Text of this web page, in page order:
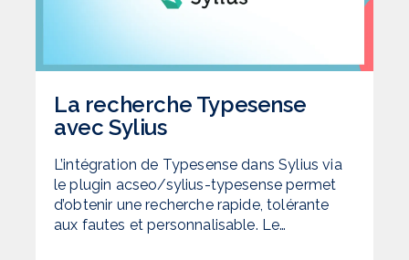
La recherche Typesense
avec Sylius
L’intégration de Typesense dans Sylius via
le plugin acseo/sylius-typesense permet
d’obtenir une recherche rapide, tolérante
aux fautes et personnalisable. Le…